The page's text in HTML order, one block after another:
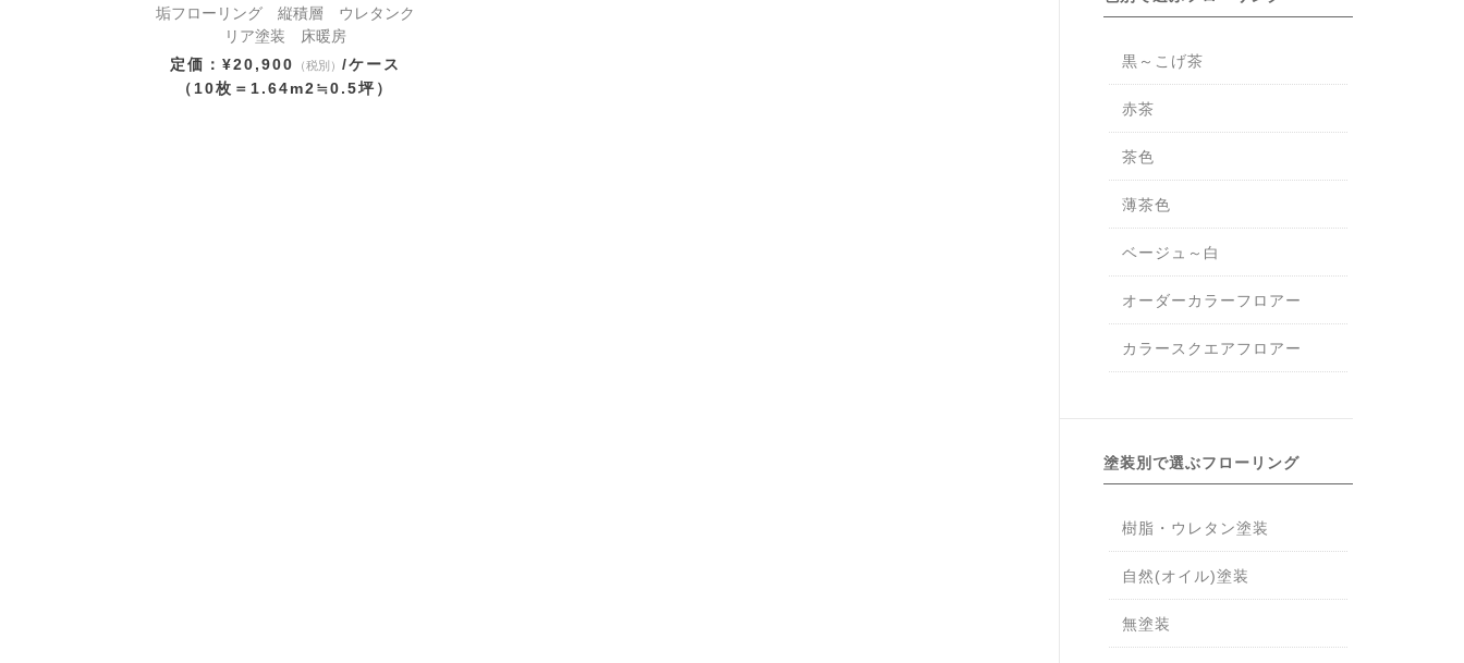
垢フローリング 縦積層 ウレタンク
リア塗装 床暖房
定価：¥20,900
（税別） /ケース
（10枚＝1.64m2≒0.5坪）
黒～こげ茶
赤茶
茶色
薄茶色
ベージュ～白
オーダーカラーフロアー
カラースクエアフロアー
塗装別で選ぶフローリング
樹脂・ウレタン塗装
自然(オイル)塗装
無塗装